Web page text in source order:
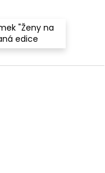
"Ženy na
edice